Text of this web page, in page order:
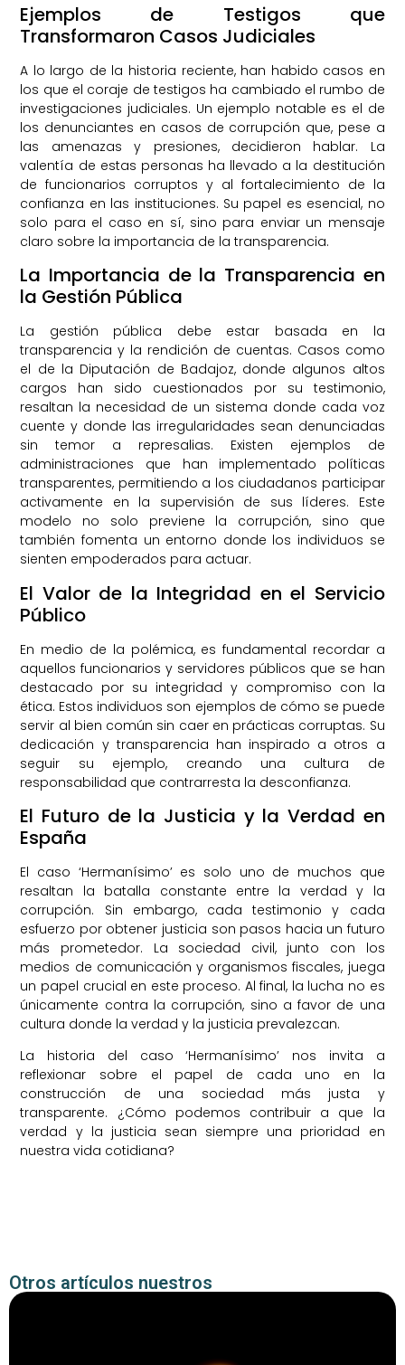
Ejemplos de Testigos que
Transformaron Casos Judiciales
A lo largo de la historia reciente, han habido casos en
los que el coraje de testigos ha cambiado el rumbo de
investigaciones judiciales. Un ejemplo notable es el de
los denunciantes en casos de corrupción que, pese a
las amenazas y presiones, decidieron hablar. La
valentía de estas personas ha llevado a la destitución
de funcionarios corruptos y al fortalecimiento de la
confianza en las instituciones. Su papel es esencial, no
solo para el caso en sí, sino para enviar un mensaje
claro sobre la importancia de la transparencia.
La Importancia de la Transparencia en
la Gestión Pública
La gestión pública debe estar basada en la
transparencia y la rendición de cuentas. Casos como
el de la Diputación de Badajoz, donde algunos altos
cargos han sido cuestionados por su testimonio,
resaltan la necesidad de un sistema donde cada voz
cuente y donde las irregularidades sean denunciadas
sin temor a represalias. Existen ejemplos de
administraciones que han implementado políticas
transparentes, permitiendo a los ciudadanos participar
activamente en la supervisión de sus líderes. Este
modelo no solo previene la corrupción, sino que
también fomenta un entorno donde los individuos se
sienten empoderados para actuar.
El Valor de la Integridad en el Servicio
Público
En medio de la polémica, es fundamental recordar a
aquellos funcionarios y servidores públicos que se han
destacado por su integridad y compromiso con la
ética. Estos individuos son ejemplos de cómo se puede
servir al bien común sin caer en prácticas corruptas. Su
dedicación y transparencia han inspirado a otros a
seguir su ejemplo, creando una cultura de
responsabilidad que contrarresta la desconfianza.
El Futuro de la Justicia y la Verdad en
España
El caso ‘Hermanísimo’ es solo uno de muchos que
resaltan la batalla constante entre la verdad y la
corrupción. Sin embargo, cada testimonio y cada
esfuerzo por obtener justicia son pasos hacia un futuro
más prometedor. La sociedad civil, junto con los
medios de comunicación y organismos fiscales, juega
un papel crucial en este proceso. Al final, la lucha no es
únicamente contra la corrupción, sino a favor de una
cultura donde la verdad y la justicia prevalezcan.
La historia del caso ‘Hermanísimo’ nos invita a
reflexionar sobre el papel de cada uno en la
construcción de una sociedad más justa y
transparente. ¿Cómo podemos contribuir a que la
verdad y la justicia sean siempre una prioridad en
nuestra vida cotidiana?
Otros artículos nuestros